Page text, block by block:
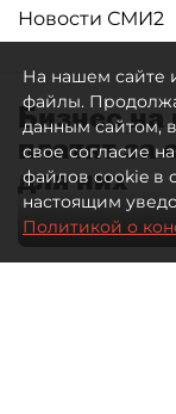
Новости СМИ2
Бизнес на
платят за
для них
На нашем сайте
файлы.
данным сайтом,
свое согласие
файлов cookie в
настоящим
Политикой о